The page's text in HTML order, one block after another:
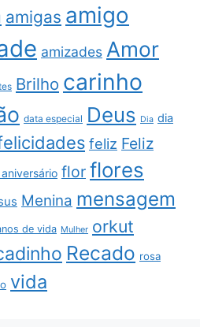
amigas amigo
amizades Amor
Brilho carinho
data especial Deus Dia dia
feliz Feliz
flor flores
Menina mensagem
de vida Mulher orkut
Recado rosa
vida